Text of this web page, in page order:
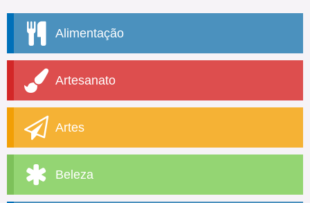
Alimentação
Artesanato
Artes
Beleza